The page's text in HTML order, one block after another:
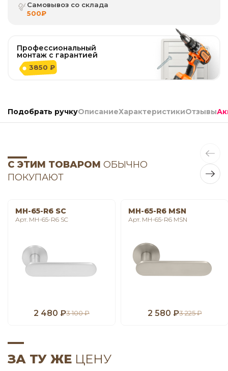
Самовывоз со склада
500₽
Профессиональный
монтаж с гарантией
3850 ₽
Подобрать ручкуОписаниеХарактеристикиОтзывы
С ЭТИМ ТОВАРОМ ОБЫЧНО
ПОКУПАЮТ
MH-65-R6 SC
Арт. MH-65-R6 SC
2 480 ₽3 100 ₽
MH-65-R6 MSN
Арт. MH-65-R6 MSN
2 580 ₽3 225 ₽
ЗА ТУ ЖЕ ЦЕНУ